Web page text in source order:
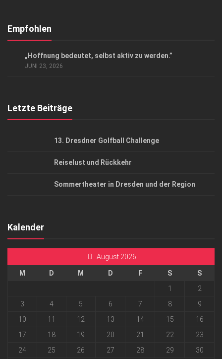
Kontakt, Impressum
Empfohlen
„Hoffnung bedeutet, selbst aktiv zu werden.”
JUNI 23, 2026
Letzte Beiträge
13. Dresdner Golfball Challenge
Reiselust und Rückkehr
Sommertheater in Dresden und der Region
Kalender
August 2026
M D M D F S
S
1
2
3
4 5 6 7 8
9
10
11 12 13 14 15
16
17
18 19 20 21 22
23
24
25 26 27 28 29 30